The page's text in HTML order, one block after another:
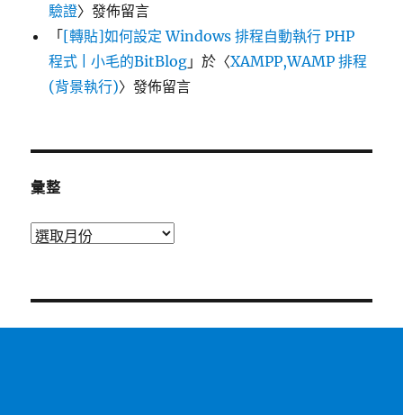
驗證〉發佈留言
「[轉貼]如何設定 Windows 排程自動執行 PHP
程式 | 小毛的BitBlog 」於〈XAMPP,WAMP 排程
(背景執行)〉發佈留言
彙整
彙